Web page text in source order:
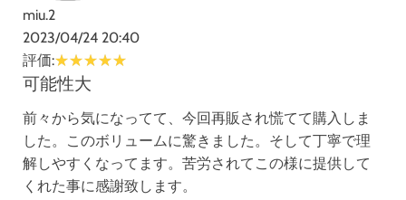
miu.2
2023/04/24 20:40
評価:
可能性大
前々から気になってて、今回再販され慌てて購入しま
した。このボリュームに驚きました。そして丁寧で理
解しやすくなってます。苦労されてこの様に提供して
くれた事に感謝致します。